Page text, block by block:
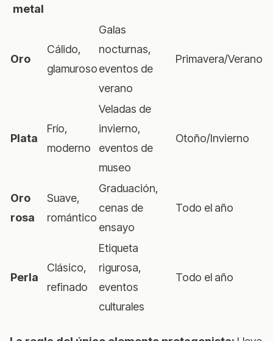
metal
Oro
Cálido,
glamuroso
Galas
nocturnas,
eventos de
verano
Primavera/Verano
Plata
Frío,
moderno
Veladas de
invierno,
eventos de
museo
Otoño/Invierno
Oro
rosa
Suave,
romántico
Graduación,
cenas de
ensayo
Todo el año
Perla
Clásico,
refinado
Etiqueta
rigurosa,
eventos
culturales
Todo el año